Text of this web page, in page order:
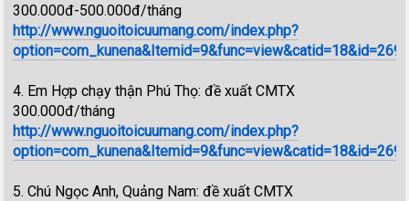
300.000đ-500.000đ/tháng
http://www.nguoitoicuumang.com/index.php?
4. Em Hợp chạy thận Phú Thọ: đề xuất CMTX
300.000đ/tháng
http://www.nguoitoicuumang.com/index.php?
5. Chú Ngọc Anh, Quảng Nam: đề xuất CMTX